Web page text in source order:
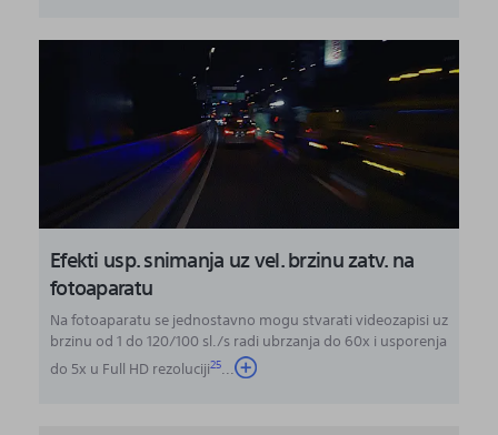
Efekti usp. snimanja uz vel. brzinu zatv. na
fotoaparatu
Na fotoaparatu se jednostavno mogu stvarati videozapisi uz
brzinu od 1 do 120/100 sl./s radi ubrzanja do 60x i usporenja
do 5x u Full HD rezoluciji25...